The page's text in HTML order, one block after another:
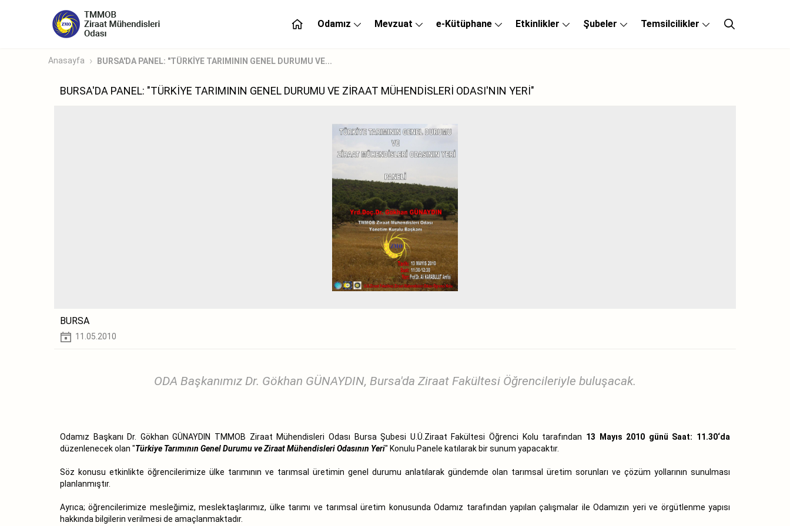
Odamız Mevzuat e-Kütüphane Etkinlikler Şubeler Temsilcilikler
Anasayfa BURSA'DA PANEL: "TÜRKİYE TARIMININ GENEL DURUMU VE...
BURSA'DA PANEL: "TÜRKİYE TARIMININ GENEL DURUMU VE ZİRAAT MÜHENDİSLERİ ODASI'NIN YERİ"
BURSA
11.05.2010
ODA Başkanımız Dr. Gökhan GÜNAYDIN, Bursa'da Ziraat Fakültesi Öğrencileriyle buluşacak.
Odamız Başkanı Dr. Gökhan GÜNAYDIN TMMOB Ziraat Mühendisleri Odası Bursa Şubesi U.Ü.Ziraat Fakültesi Öğrenci Kolu tarafından 13 Mayıs 2010 günü Saat: 11.30‘da
düzenlenecek olan "Türkiye Tarımının Genel Durumu ve Ziraat Mühendisleri Odasının Yeri" Konulu Panele katılarak bir sunum yapacaktır.
Söz konusu etkinlikte öğrencilerimize ülke tarımının ve tarımsal üretimin genel durumu anlatılarak gündemde olan tarımsal üretim sorunları ve çözüm yollarının sunulması
planlanmıştır.
Ayrıca; öğrencilerimize mesleğimiz, meslektaşlarımız, ülke tarımı ve tarımsal üretim konusunda Odamız tarafından yapılan çalışmalar ile Odamızın yeri ve örgütlenme yapısı
hakkında bilgilerin verilmesi de amaçlanmaktadır.